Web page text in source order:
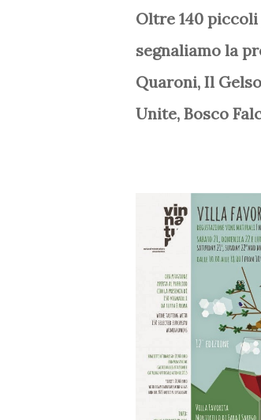
Oltre 140
segnaliamo la
Quaroni, Il
Unite, Bosco